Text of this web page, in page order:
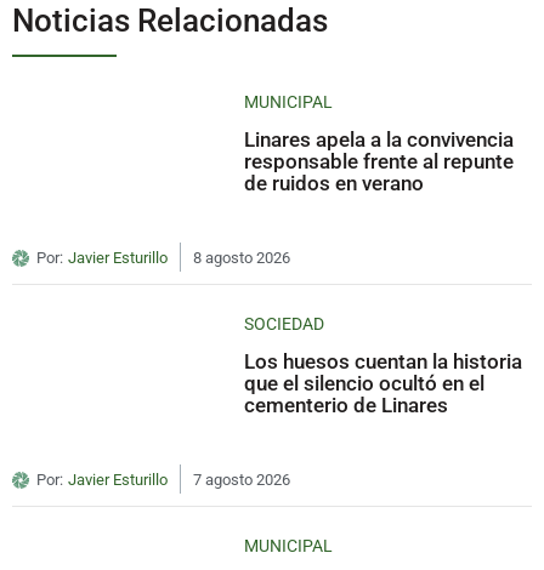
Noticias Relacionadas
MUNICIPAL
Linares apela a la convivencia
responsable frente al repunte
de ruidos en verano
Por: Javier Esturillo 8 agosto 2026
SOCIEDAD
Los huesos cuentan la historia
que el silencio ocultó en el
cementerio de Linares
Por: Javier Esturillo 7 agosto 2026
MUNICIPAL